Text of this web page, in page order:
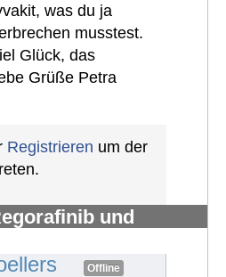
was du ja
musstest.
Glück, das
Grüße Petra
Registrieren um der
und
Offline